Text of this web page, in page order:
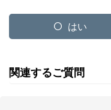
はい
関連するご質問